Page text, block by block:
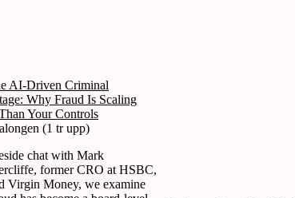
AI-Driven Criminal
Why Fraud Is Scaling
Your Controls
(1 tr upp)
chat with Mark
former CRO at HSBC,
Virgin Money, we examine